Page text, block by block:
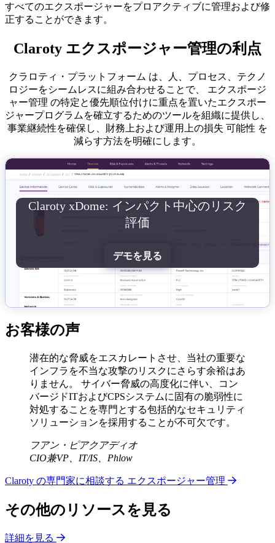
すべてのエクスポージャーをプロアクティブに管理および修
正することができます。
Claroty エクスポージャー管理の利点
クラロティ・プラットフォーム は、人、プロセス、テクノ
ロジーをシームレスに組み合わせることで、 エクスポージ
ャー管理 の特定と優先順位付けに重点を置いたエクスポー
ジャープログラムを確立するためのツールを組織に提供し、
事業継続性を確保し、財務上および運用上の損失 可能性 を
減らす方法を明確にします。
Claroty xDome: インパクト中心のリスク
評価
デモを見る
お客様の声
潜在的な脅威をエスカレートさせ、当社の重要な
インフラを不当な攻撃のリスクにさらす余裕はあ
りません。 サイバー脅威の高度化に伴い、コン
バージドITおよびCPSシステムに固有の脆弱性に
対処することを専門とする包括的なセキュリティ
ソリューションを採用することが不可欠です。
フアン・ピアクアディオ
CIO兼VP、IT/IS、Phlow
Claroty の専門家に相談する エクスポージャー管理
その他のリソースを見る
詳細を見る